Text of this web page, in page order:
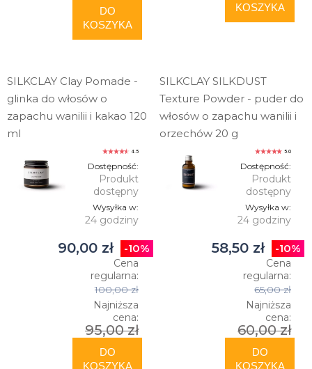
DO
KOSZYKA
KOSZYKA
SILKCLAY Clay Pomade -
glinka do włosów o
zapachu wanilii i kakao 120
ml
4.5
Dostępność:
Produkt
dostępny
Wysyłka w:
24 godziny
90,00 zł -10%
Cena
regularna:
100,00 zł
Najniższa
cena:
95,00 zł
DO
KOSZYKA
SILKCLAY SILKDUST
Texture Powder - puder do
włosów o zapachu wanilii i
orzechów 20 g
5.0
Dostępność:
Produkt
dostępny
Wysyłka w:
24 godziny
58,50 zł -10%
Cena
regularna:
65,00 zł
Najniższa
cena:
60,00 zł
DO
KOSZYKA